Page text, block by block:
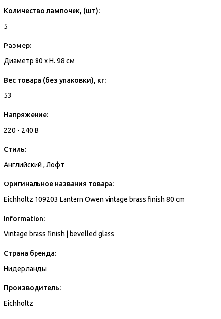
Количество лампочек, (шт):
5
Размер:
Диаметр 80 x H. 98 см
Вес товара (без упаковки), кг:
53
Напряжение:
220 - 240 В
Стиль:
Английский , Лофт
Оригинальное названия товара:
Eichholtz 109203 Lantern Owen vintage brass finish 80 cm
Information:
Vintage brass finish | bevelled glass
Страна бренда:
Нидерланды
Производитель:
Eichholtz